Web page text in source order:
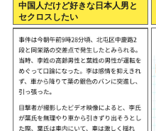
中国人だけど好きな日本人男と
セクロスしたい